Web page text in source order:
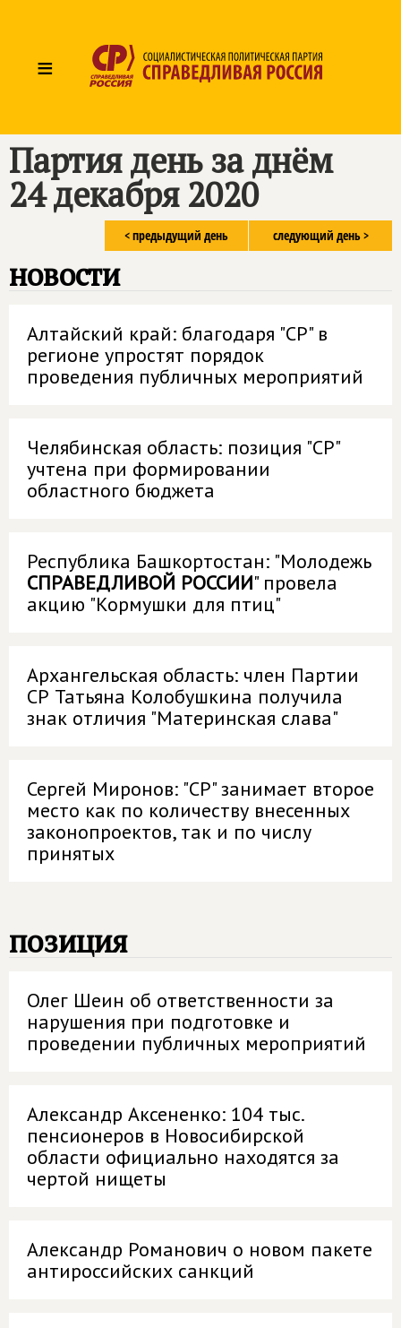
≡
Партия день за днём
24 декабря 2020
следующий день >
< предыдущий день
новости
Алтайский край: благодаря "СР" в
регионе упростят порядок
проведения публичных мероприятий
Челябинская область: позиция "СР"
учтена при формировании
областного бюджета
Республика Башкортостан: "Молодежь
СПРАВЕДЛИВОЙ РОССИИ" провела
акцию "Кормушки для птиц"
Архангельская область: член Партии
СР Татьяна Колобушкина получила
знак отличия "Материнская слава"
Сергей Миронов: "СР" занимает второе
место как по количеству внесенных
законопроектов, так и по числу
принятых
позиция
Олег Шеин об ответственности за
нарушения при подготовке и
проведении публичных мероприятий
Александр Аксененко: 104 тыс.
пенсионеров в Новосибирской
области официально находятся за
чертой нищеты
Александр Романович о новом пакете
антироссийских санкций